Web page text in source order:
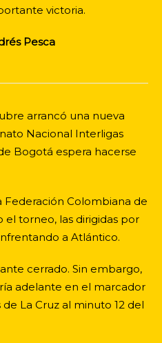
victoria.
Pesca
arrancó una nueva
Nacional Interligas
Bogotá espera hacerse
Federación Colombiana de
torneo, las dirigidas por
a Atlántico.
cerrado. Sin embargo,
adelante en el marcador
La Cruz al minuto 12 del